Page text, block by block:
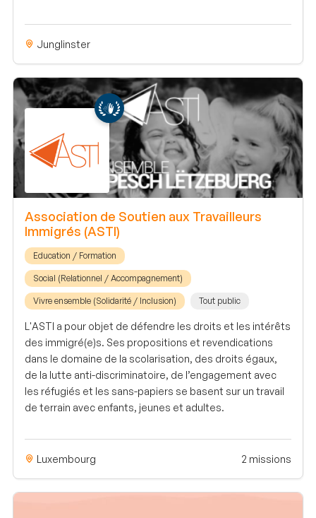
Junglinster
Association de Soutien aux Travailleurs
Immigrés (ASTI)
Education / Formation
Social (Relationnel / Accompagnement)
Vivre ensemble (Solidarité / Inclusion) Tout public
L'ASTI a pour objet de défendre les droits et les intérêts
des immigré(e)s. Ses propositions et revendications
dans le domaine de la scolarisation, des droits égaux,
de la lutte anti-discriminatoire, de l’engagement avec
les réfugiés et les sans-papiers se basent sur un travail
de terrain avec enfants, jeunes et adultes.
Luxembourg 2 missions